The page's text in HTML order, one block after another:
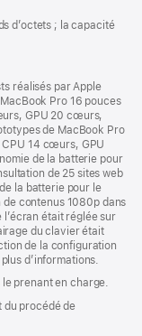
d’octets ; la capacité
réalisés par Apple
Pro 16 pouces
GPU 20 cœurs,
de MacBook Pro
CPU 14 cœurs, GPU
de la batterie pour
de 25 sites web
la batterie pour le
contenus 1080p dans
était réglée sur
du clavier était
de la configuration
d’informations.
prenant en charge.
du procédé de